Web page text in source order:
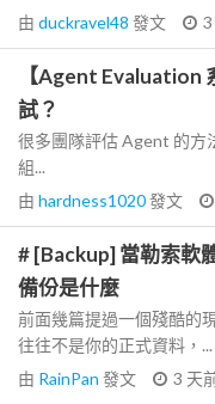
由 duckravel48 發文
【Agent Evaluation
試？
很多團隊評估 Agent 的方
組...
由 hardness1020發文
# [Backup] 當勒索軟
備份是什麼
前面幾篇提過一個殘酷的
往往不是你的正式資料，...
由 RainPan 發文 3 天